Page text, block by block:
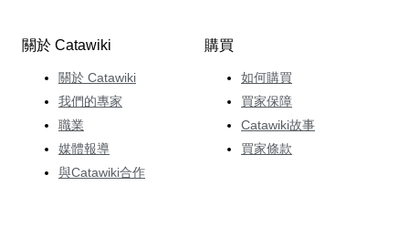
關於 Catawiki
關於 Catawiki
我們的專家
職業
媒體報導
與Catawiki合作
購買
如何購買
買家保障
Catawiki故事
買家條款